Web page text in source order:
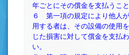
年ごとにその償金を支払うこと
６ 第一項の規定により他人
用する者は、その設備の使用
じた損害に対して償金を支払
い。